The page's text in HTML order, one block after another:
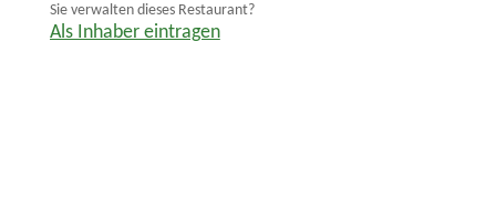
Sie verwalten dieses Restaurant?
Als Inhaber eintragen